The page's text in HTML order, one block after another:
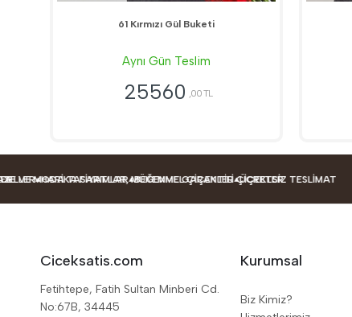
61 Kırmızı Gül Buketi
Aynı Gün Teslim
25560 ,00 TL
FIYATLAR, MÜKEMMEL ÇIÇEKLER ÜCRETSIZ TESLIMAT
TASARIMLAR BEĞENME GARANTILI ÇIÇEKLER
Ciceksatis.com
Fetihtepe, Fatih Sultan Minberi Cd.
No:67B, 34445
Kurumsal
Biz Kimiz?